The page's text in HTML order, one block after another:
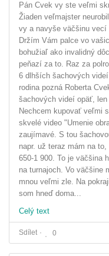
Pán Cvek vy ste veľmi
Žiaden veľmajster
vy a navyše väčšinu vecí
Držím Vám palce vo
bohužiaľ ako invalidný
peňazí za to. Raz za
6 dlhších šachových
rodina pozná Roberta
šachových videí opäť, len
Nechcem kupovať veľmi
skvelé video "Umenie
zaujímavé. S tou
napr. už teraz mám na
650-1 900. To je väčšina
na turnajoch. Vo väčšine
mnou veľmi zle. Na
som hneď doma...
Celý text
Sdílet 0